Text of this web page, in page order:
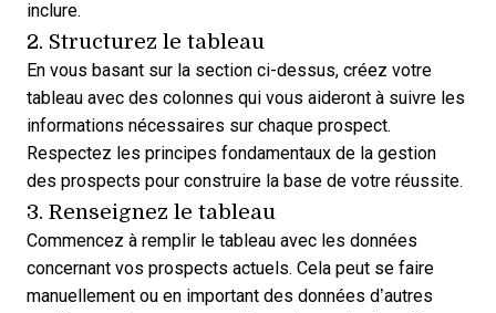
inclure.
2. Structurez le tableau
En vous basant sur la section ci-dessus, créez votre
tableau avec des colonnes qui vous aideront à suivre les
informations nécessaires sur chaque prospect.
Respectez les principes fondamentaux de la gestion
des prospects pour construire la base de votre réussite.
3. Renseignez le tableau
Commencez à remplir le tableau avec les données
concernant vos prospects actuels. Cela peut se faire
manuellement ou en important des données d’autres